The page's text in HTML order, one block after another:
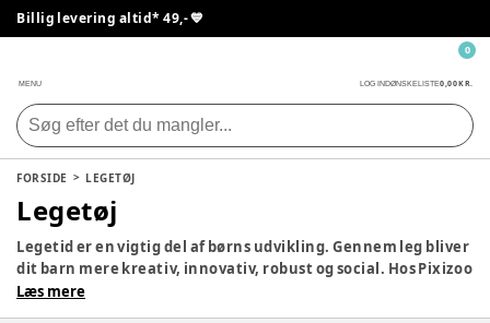
Billig levering altid* 49,- 💙
MENU LOG INDØNSKELISTE0,00 KR.
0
FORSIDE LEGETØJ
Legetøj
Legetid er en vigtig del af børns udvikling. Gennem leg bliver
dit barn mere kreativ, innovativ, robust og social. Hos Pixizoo
har vi samlet det bedste legetøj til både babyer og børn.
Læs mere